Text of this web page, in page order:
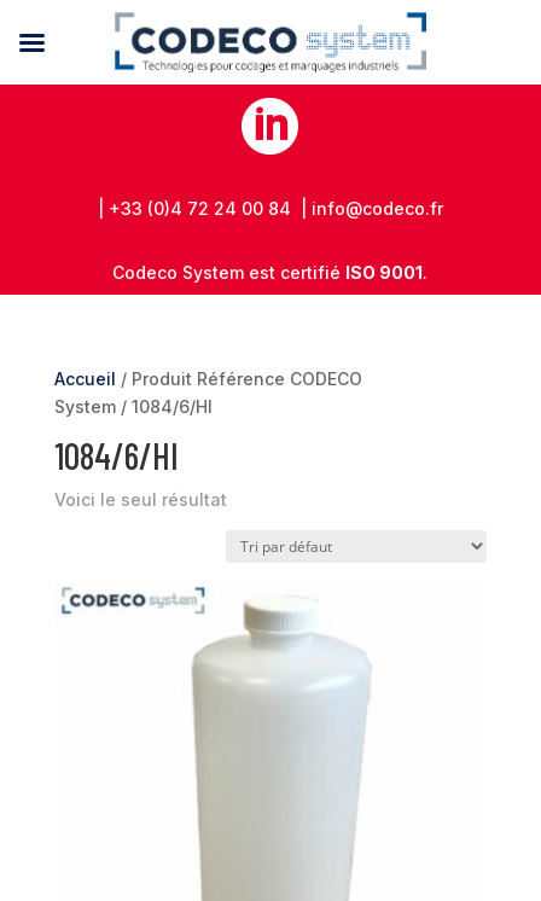

| +33 (0)4 72 24 00 84 | info@codeco.fr
Codeco System est certifié ISO 9001.
Accueil / Produit Référence CODECO
System / 1084/6/HI
1084/6/HI
Voici le seul résultat